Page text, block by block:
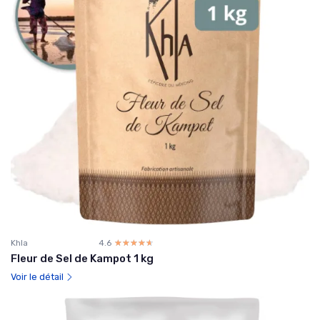
Khla 4.6 ☆☆☆☆☆
★★★★★
Fleur de Sel de Kampot 1 kg
Voir le détail